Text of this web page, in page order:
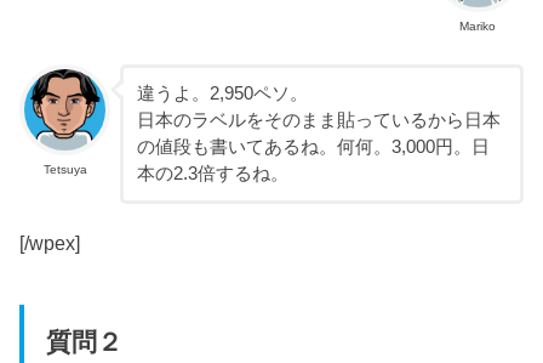
Mariko
Tetsuya
違うよ。2,950ペソ。
日本のラベルをそのまま貼っているから日本
の値段も書いてあるね。何何。3,000円。日
本の2.3倍するね。
[/wpex]
質問２